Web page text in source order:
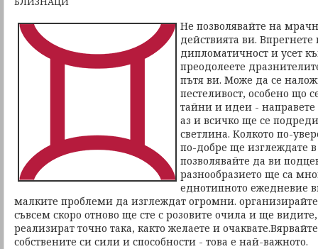
Не позволявайте на
действията ви. Впрегнете
дипломатичност и усет
преодолеете
пътя ви. Може да се
пестеливост, особено що
тайни и идеи - направете
аз и всичко ще се
светлина. Колкото по-
по-добре ще изглеждате
позволявайте да ви
разнообразието ще са
еднотипното ежедневие
малките проблеми да изглеждат огромни. организирайте
съвсем скоро отново ще сте с розовите очила и ще
реализират точно така, както желаете и
собствените си сили и способности - това е най-важното.